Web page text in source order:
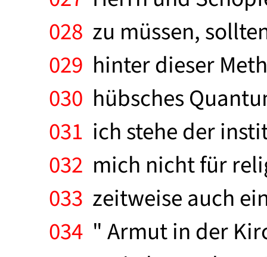
028 zu müssen,
029 hinter dieser
030 hübsches
031 ich stehe der
032 mich nicht für
033 zeitweise auch
034 " Armut in der